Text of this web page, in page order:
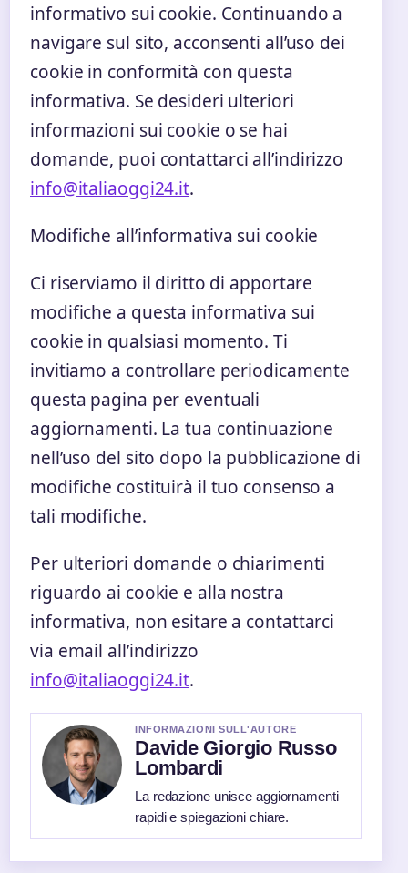
informativo sui cookie. Continuando a
navigare sul sito, acconsenti all’uso dei
cookie in conformità con questa
informativa. Se desideri ulteriori
informazioni sui cookie o se hai
domande, puoi contattarci all’indirizzo
info@italiaoggi24.it.
Modifiche all’informativa sui cookie
Ci riserviamo il diritto di apportare
modifiche a questa informativa sui
cookie in qualsiasi momento. Ti
invitiamo a controllare periodicamente
questa pagina per eventuali
aggiornamenti. La tua continuazione
nell’uso del sito dopo la pubblicazione di
modifiche costituirà il tuo consenso a
tali modifiche.
Per ulteriori domande o chiarimenti
riguardo ai cookie e alla nostra
informativa, non esitare a contattarci
via email all’indirizzo
info@italiaoggi24.it.
INFORMAZIONI SULL'AUTORE
Davide Giorgio Russo
Lombardi
La redazione unisce aggiornamenti
rapidi e spiegazioni chiare.